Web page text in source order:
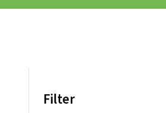
Filter